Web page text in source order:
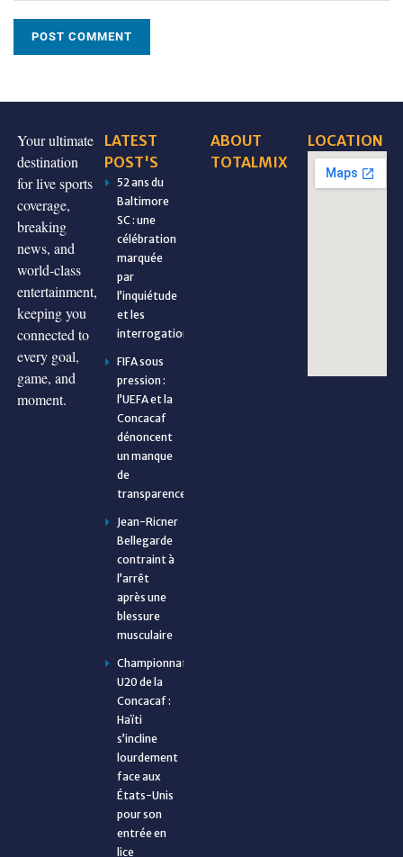
Your ultimate
destination
for live sports
coverage,
breaking
news, and
world-class
entertainment,
keeping you
connected to
every goal,
game, and
moment.
LATEST
POST'S
52 ans du
Baltimore
SC : une
célébration
marquée
par
l’inquiétude
et les
interrogations
FIFA sous
pression :
l’UEFA et la
Concacaf
dénoncent
un manque
de
transparence
Jean-Ricner
Bellegarde
contraint à
l’arrêt
après une
blessure
musculaire
Championnat
U20 de la
Concacaf :
Haïti
s’incline
lourdement
face aux
États-Unis
pour son
entrée en
lice
ABOUT
TOTALMIX
LOCATION